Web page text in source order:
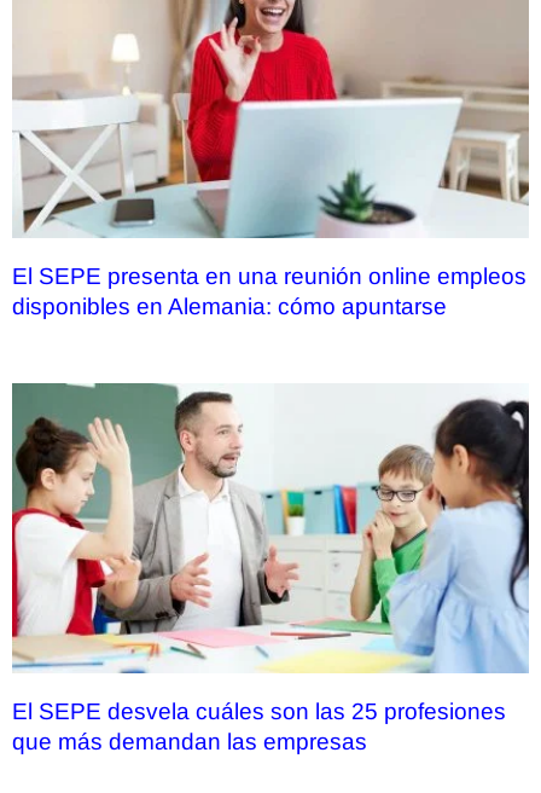
El SEPE presenta en una reunión online empleos
disponibles en Alemania: cómo apuntarse
El SEPE desvela cuáles son las 25 profesiones
que más demandan las empresas